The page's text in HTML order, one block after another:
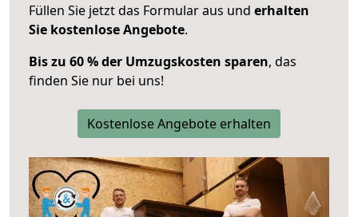
Füllen Sie jetzt das Formular aus und erhalten
Sie kostenlose Angebote.
Bis zu 60 % der Umzugskosten sparen, das
finden Sie nur bei uns!
Kostenlose Angebote erhalten